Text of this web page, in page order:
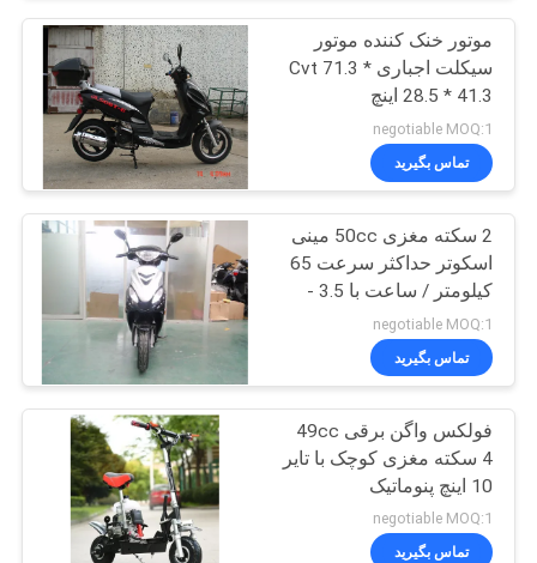
تور
کارخانه
کنترل
کیفیت
تماس
بگیرید
درخواست
نقل
قول
ATV Quad دوچرخه
وسایل نقلیه سودمند
ATV
58
75
موتور خنک کننده موتور
سیکلت اجباری Cvt 71.3 *
28.5 * 41.3 اینچ
negotiable MOQ:1
تماس بگیرید
2 سکته مغزی 50cc مینی
اسکوتر حداکثر سرعت 65
کیلومتر / ساعت با 3.5 -
10 "رینگ آهن
negotiable MOQ:1
تماس بگیرید
فولکس واگن برقی 49cc
4 سکته مغزی کوچک با تایر
10 اینچ پنوماتیک
negotiable MOQ:1
تماس بگیرید